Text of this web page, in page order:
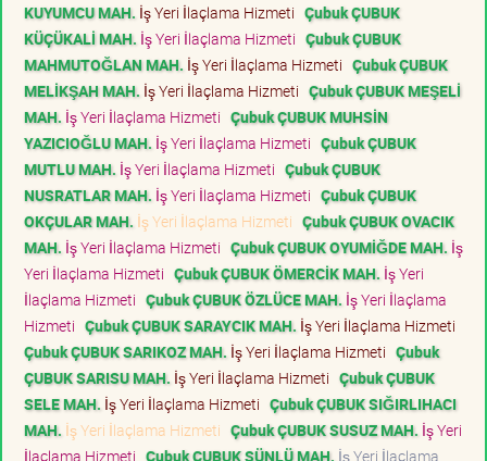
KUYUMCU MAH. İş Yeri İlaçlama Hizmeti Çubuk ÇUBUK
KÜÇÜKALİ MAH. İş Yeri İlaçlama Hizmeti Çubuk ÇUBUK
MAHMUTOĞLAN MAH. İş Yeri İlaçlama Hizmeti Çubuk ÇUBUK
MELİKŞAH MAH. İş Yeri İlaçlama Hizmeti Çubuk ÇUBUK MEŞELİ
MAH. İş Yeri İlaçlama Hizmeti Çubuk ÇUBUK MUHSİN
YAZICIOĞLU MAH. İş Yeri İlaçlama Hizmeti Çubuk ÇUBUK
MUTLU MAH. İş Yeri İlaçlama Hizmeti Çubuk ÇUBUK
NUSRATLAR MAH. İş Yeri İlaçlama Hizmeti Çubuk ÇUBUK
OKÇULAR MAH. İş Yeri İlaçlama Hizmeti Çubuk ÇUBUK OVACIK
MAH. İş Yeri İlaçlama Hizmeti Çubuk ÇUBUK OYUMİĞDE MAH. İş
Yeri İlaçlama Hizmeti Çubuk ÇUBUK ÖMERCİK MAH. İş Yeri
İlaçlama Hizmeti Çubuk ÇUBUK ÖZLÜCE MAH. İş Yeri İlaçlama
Hizmeti Çubuk ÇUBUK SARAYCIK MAH. İş Yeri İlaçlama Hizmeti
Çubuk ÇUBUK SARIKOZ MAH. İş Yeri İlaçlama Hizmeti Çubuk
ÇUBUK SARISU MAH. İş Yeri İlaçlama Hizmeti Çubuk ÇUBUK
SELE MAH. İş Yeri İlaçlama Hizmeti Çubuk ÇUBUK SIĞIRLIHACI
MAH. İş Yeri İlaçlama Hizmeti Çubuk ÇUBUK SUSUZ MAH. İş Yeri
İlaçlama Hizmeti Çubuk ÇUBUK SÜNLÜ MAH. İş Yeri İlaçlama